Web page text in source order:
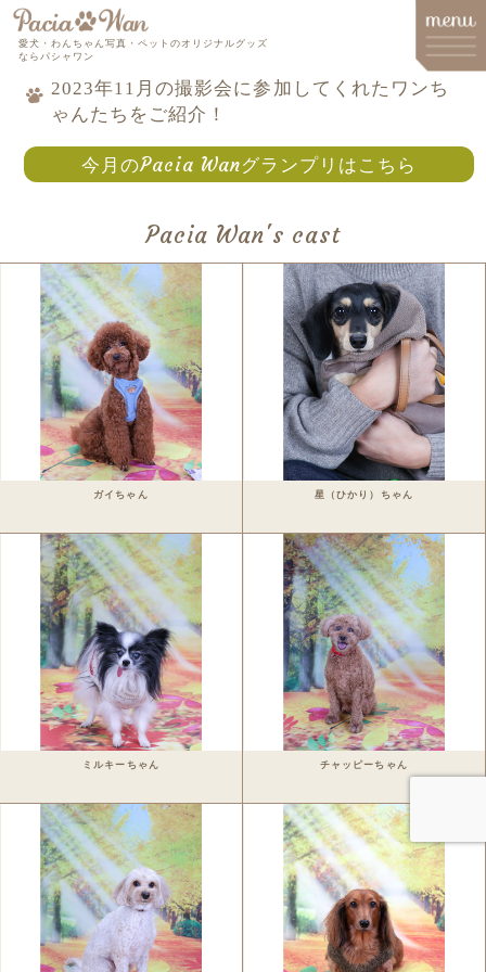
愛犬・わんちゃん写真・ペットのオリジナルグッズ
ならパシャワン
2023年11月の撮影会に参加してくれたワンち
ゃんたちをご紹介！
今月のPacia Wanグランプリはこちら
Pacia Wan's cast
ガイちゃん 星（ひかり）ちゃん
ミルキーちゃん チャッピーちゃん
メインメニュー
撮影会スケジュール
How to order
Q&A
About
Contact
Staff blog
Privacy Policy
ワンちゃん写真集
今月のパシャワン月間グランプリ
最新月撮影会アルバム
取扱商品一覧
日用雑貨＆文具
マグカップ
クリアファイル
眼鏡ケース
インテリア雑貨